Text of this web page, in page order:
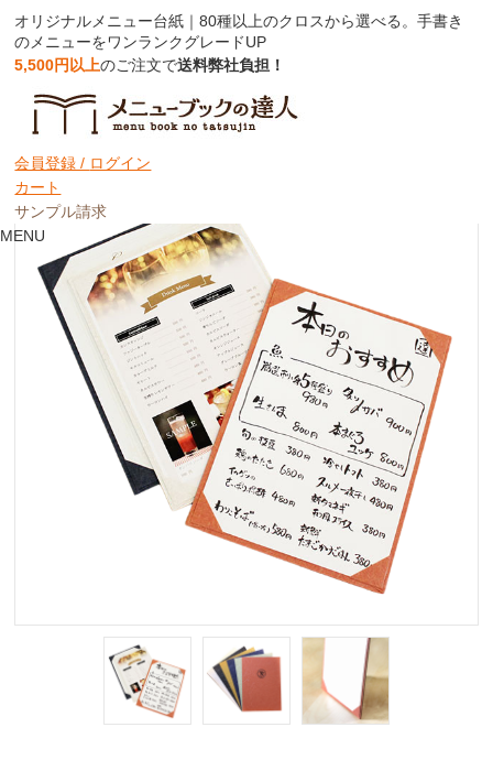
オリジナルメニュー台紙｜80種以上のクロスから選べる。手書き
のメニューをワンランクグレードUP
5,500円以上のご注文で送料弊社負担！
会員登録 / ログイン
カート
サンプル請求
MENU
オリジナルメニュー台紙